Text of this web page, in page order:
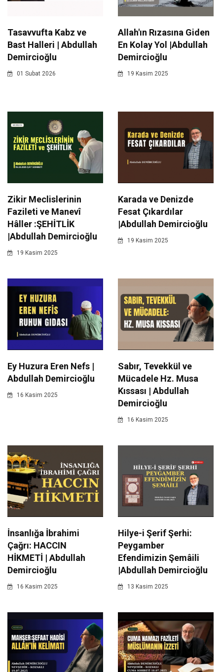
Tasavvufta Kabz ve
Bast Halleri | Abdullah
Demircioğlu
01 Subat 2026
Allah'ın Rızasına Giden
En Kolay Yol |Abdullah
Demircioğlu
19 Kasim 2025
Zikir Meclislerinin
Fazileti ve Manevî
Hâller :ŞEHİTLİK
|Abdullah Demircioğlu
19 Kasim 2025
Karada ve Denizde
Fesat Çıkardılar
|Abdullah Demircioğlu
19 Kasim 2025
Ey Huzura Eren Nefs |
Abdullah Demircioğlu
16 Kasim 2025
Sabır, Tevekkül ve
Mücadele Hz. Musa
Kıssası | Abdullah
Demircioğlu
16 Kasim 2025
İnsanlığa İbrahimi
Çağrı: HACCIN
HİKMETİ | Abdullah
Demircioğlu
16 Kasim 2025
Hilye-i Şerif Şerhi:
Peygamber
Efendimizin Şemâili
|Abdullah Demircioğlu
13 Kasim 2025